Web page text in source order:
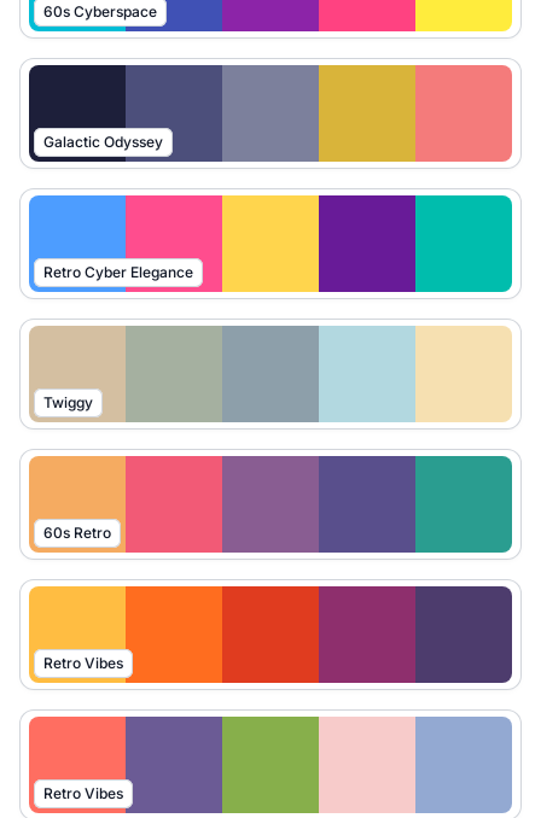
60s Cyberspace
Galactic Odyssey
Retro Cyber Elegance
Twiggy
60s Retro
Retro Vibes
Retro Vibes